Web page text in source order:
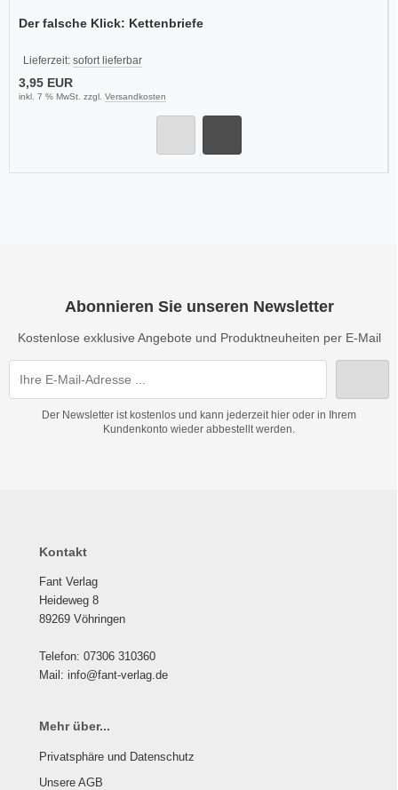
Der falsche Klick: Kettenbriefe
Lieferzeit: sofort lieferbar
3,95 EUR
inkl. 7 % MwSt. zzgl. Versandkosten
Abonnieren Sie unseren Newsletter
Kostenlose exklusive Angebote und Produktneuheiten per E-Mail
Der Newsletter ist kostenlos und kann jederzeit hier oder in Ihrem
Kundenkonto wieder abbestellt werden.
Kontakt
Fant Verlag
Heideweg 8
89269 Vöhringen
Telefon: 07306 310360
Mail: info@fant-verlag.de
Mehr über...
Privatsphäre und Datenschutz
Unsere AGB